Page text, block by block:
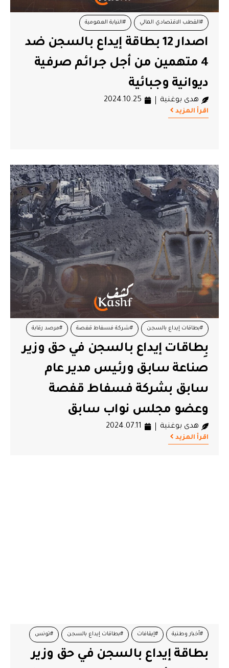
#القطب الاقتصادي المالي #النيابة العمومية
#بطاقات إيداع بالسجناصدار 12 بطاقة إيداع بالسجن ضد
4 متهمين من أجل جرائم صرفية
ديوانية وجبائية
هدى بوغنية 2024.10.25
اقرأ المزيد
#بطاقات إيداع بالسجن #شركة فسفاط قفصة #مرصد رقابة
بِطاقات إيداع بالسجن في حق وزير
صناعة سابق ورئيس مدير عام
سابق بشركة فسفاط قفصة
وعضو مجلس نواب سابق
هدى بوغنية 2024.07.11
اقرأ المزيد
#أخبار وطنية #إيقافات #بطاقات إيداع بالسجن #تونس
#حركة النهضة #سجن #سياسة
بطاقة إيداع بالسجن في حق وزير